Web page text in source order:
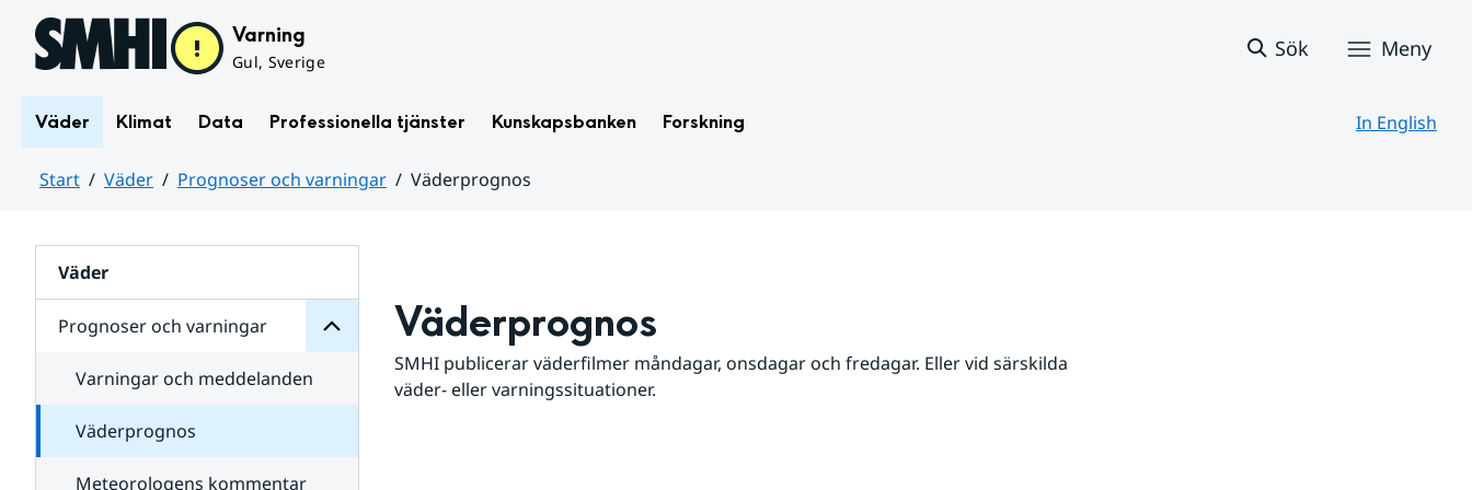
Hoppa till sidans innehåll Varning
Gul, Sverige
Sök Meny
Väder Klimat Data Professionella tjänster Kunskapsbanken Forskning In English
Start Väder Prognoser och varningar
Väderprognos
Väder
Prognoser och varningar
för
varningar
Varningar och meddelanden
Väderprognos
Meteorologens kommentar
Väderprognos
SMHI publicerar väderfilmer måndagar, onsdagar och fredagar. Eller vid särskilda
väder- eller varningssituationer.